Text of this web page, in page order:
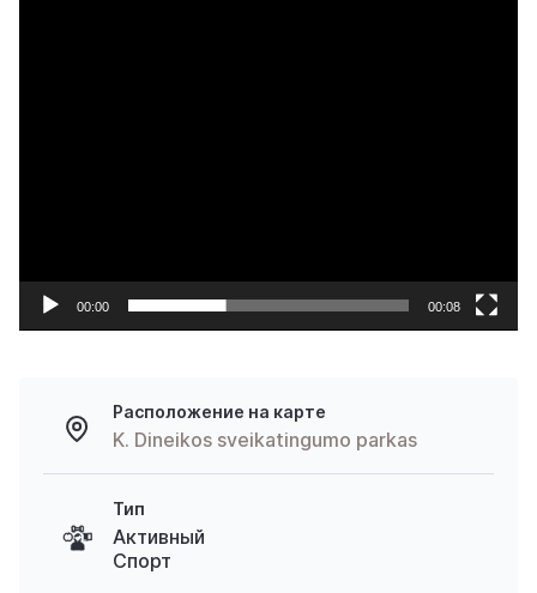
00:00 00:08
Расположение на карте
K. Dineikos sveikatingumo parkas
Тип
Активный
Спорт